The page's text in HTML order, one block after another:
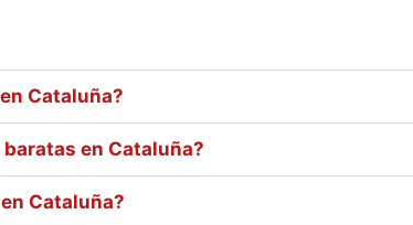
Cataluña?
en Cataluña?
Cataluña?